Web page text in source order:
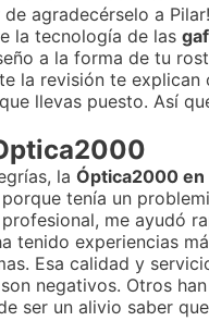
agradecérselo a Pilar!
la tecnología de las
a la forma de tu
la revisión te
llevas puesto. Así
la Óptica2000 en
tenía un
me ayudó
tenido experiencias
Esa calidad y
negativos. Otros
ser un alivio saber